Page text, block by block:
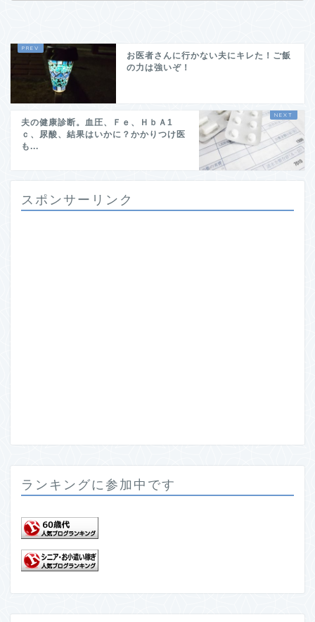
お医者さんに行かない夫にキレた！ご飯
の力は強いぞ！
夫の健康診断。血圧、Ｆｅ、ＨｂＡ1
ｃ、尿酸、結果はいかに？かかりつけ医
も...
スポンサーリンク
ランキングに参加中です